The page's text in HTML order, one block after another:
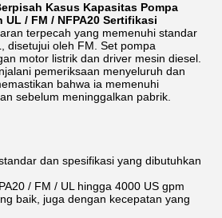
Kasus Kapasitas Pompa
/ FM / NFPA20 Sertifikasi
terpecah yang memenuhi standar
disetujui oleh FM. Set pompa
motor listrik dan driver mesin diesel.
pemeriksaan menyeluruh dan
bahwa ia memenuhi
sebelum meninggalkan pabrik.
dan spesifikasi yang dibutuhkan
/ FM / UL hingga 4000 US gpm
baik, juga dengan kecepatan yang